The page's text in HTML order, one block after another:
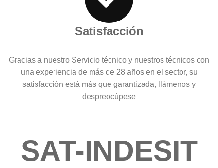
Satisfacción
Gracias a nuestro Servicio técnico y nuestros técnicos con
una experiencia de más de 28 años en el sector, su
satisfacción está más que garantizada, llámenos y
despreocúpese
SAT-INDESIT